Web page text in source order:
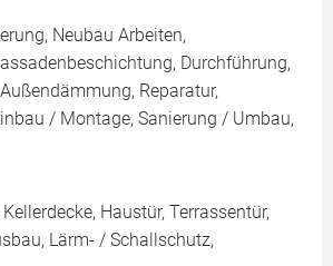
Neubau Arbeiten,
Durchführung,
Reparatur,
/ Montage, Sanierung / Umbau,
Haustür, Terrassentür,
Lärm- / Schallschutz,